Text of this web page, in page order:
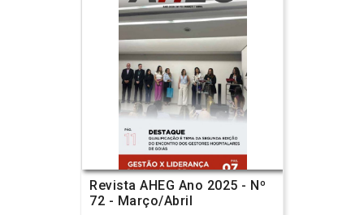
Revista AHEG Ano 2025 - Nº
72 - Março/Abril